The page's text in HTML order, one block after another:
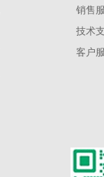
销售
技术
客户